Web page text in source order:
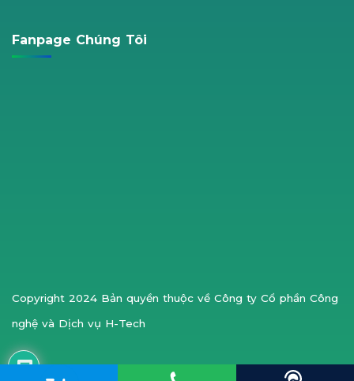
Fanpage Chúng Tôi
Copyright 2024 Bản quyền thuộc về Công ty Cổ phần Công
nghệ và Dịch vụ H-Tech